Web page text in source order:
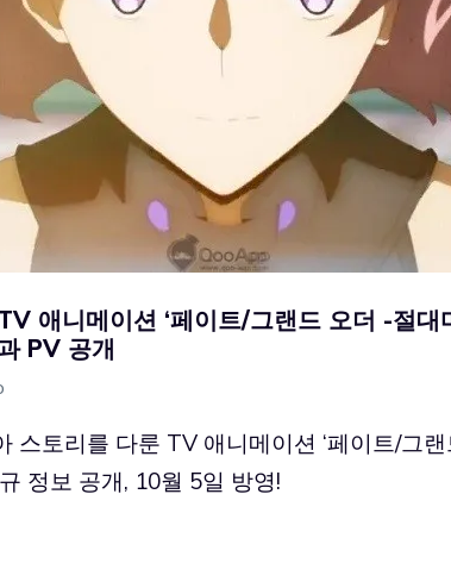
애니메이션 ‘페이트/그랜드 오더 -절대
PV 공개
스토리를 다룬 TV 애니메이션 ‘페이트/그
정보 공개, 10월 5일 방영!